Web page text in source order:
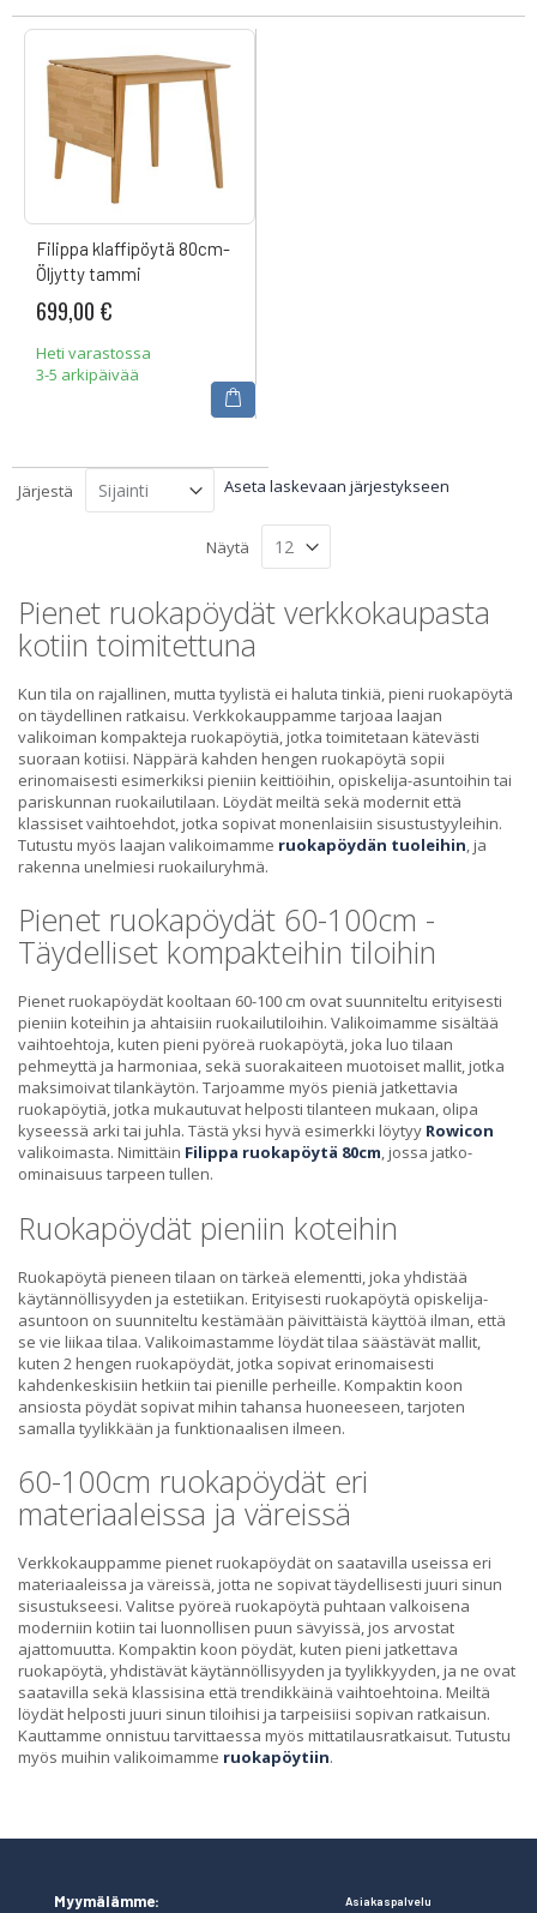
Filippa klaffipöytä 80cm-
Öljytty tammi
699,00 €
Heti varastossa
3-5 arkipäivää
Järjestä Aseta laskevaan järjestykseen
Näytä
Pienet ruokapöydät verkkokaupasta
kotiin toimitettuna
Kun tila on rajallinen, mutta tyylistä ei haluta tinkiä, pieni ruokapöytä
on täydellinen ratkaisu. Verkkokauppamme tarjoaa laajan
valikoiman kompakteja ruokapöytiä, jotka toimitetaan kätevästi
suoraan kotiisi. Näppärä kahden hengen ruokapöytä sopii
erinomaisesti esimerkiksi pieniin keittiöihin, opiskelija-asuntoihin tai
pariskunnan ruokailutilaan. Löydät meiltä sekä modernit että
klassiset vaihtoehdot, jotka sopivat monenlaisiin sisustustyyleihin.
Tutustu myös laajan valikoimamme ruokapöydän tuoleihin , ja
rakenna unelmiesi ruokailuryhmä.
Pienet ruokapöydät 60-100cm -
Täydelliset kompakteihin tiloihin
Pienet ruokapöydät kooltaan 60-100 cm ovat suunniteltu erityisesti
pieniin koteihin ja ahtaisiin ruokailutiloihin. Valikoimamme sisältää
vaihtoehtoja, kuten pieni pyöreä ruokapöytä, joka luo tilaan
pehmeyttä ja harmoniaa, sekä suorakaiteen muotoiset mallit, jotka
maksimoivat tilankäytön. Tarjoamme myös pieniä jatkettavia
ruokapöytiä, jotka mukautuvat helposti tilanteen mukaan, olipa
kyseessä arki tai juhla. Tästä yksi hyvä esimerkki löytyy Rowicon
valikoimasta. Nimittäin Filippa ruokapöytä 80cm, jossa jatko-
ominaisuus tarpeen tullen.
Ruokapöydät pieniin koteihin
Ruokapöytä pieneen tilaan on tärkeä elementti, joka yhdistää
käytännöllisyyden ja estetiikan. Erityisesti ruokapöytä opiskelija-
asuntoon on suunniteltu kestämään päivittäistä käyttöä ilman, että
se vie liikaa tilaa. Valikoimastamme löydät tilaa säästävät mallit,
kuten 2 hengen ruokapöydät, jotka sopivat erinomaisesti
kahdenkeskisiin hetkiin tai pienille perheille. Kompaktin koon
ansiosta pöydät sopivat mihin tahansa huoneeseen, tarjoten
samalla tyylikkään ja funktionaalisen ilmeen.
60-100cm ruokapöydät eri
materiaaleissa ja väreissä
Verkkokauppamme pienet ruokapöydät on saatavilla useissa eri
materiaaleissa ja väreissä, jotta ne sopivat täydellisesti juuri sinun
sisustukseesi. Valitse pyöreä ruokapöytä puhtaan valkoisena
moderniin kotiin tai luonnollisen puun sävyissä, jos arvostat
ajattomuutta. Kompaktin koon pöydät, kuten pieni jatkettava
ruokapöytä, yhdistävät käytännöllisyyden ja tyylikkyyden, ja ne ovat
saatavilla sekä klassisina että trendikkäinä vaihtoehtoina. Meiltä
löydät helposti juuri sinun tiloihisi ja tarpeisiisi sopivan ratkaisun.
Kauttamme onnistuu tarvittaessa myös mittatilausratkaisut. Tutustu
myös muihin valikoimamme ruokapöytiin.
Myymälämme: Asiakaspalvelu